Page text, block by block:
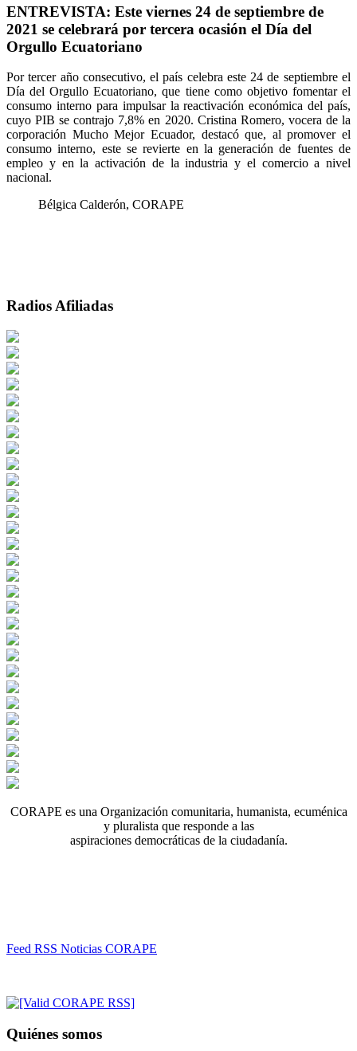
ENTREVISTA: Este viernes 24 de septiembre de
2021 se celebrará por tercera ocasión el Día del
Orgullo Ecuatoriano
Por tercer año consecutivo, el país celebra este 24 de septiembre el
Día del Orgullo Ecuatoriano, que tiene como objetivo fomentar el
consumo interno para impulsar la reactivación económica del país,
cuyo PIB se contrajo 7,8% en 2020. Cristina Romero, vocera de la
corporación Mucho Mejor Ecuador, destacó que, al promover el
consumo interno, este se revierte en la generación de fuentes de
empleo y en la activación de la industria y el comercio a nivel
nacional.
Bélgica Calderón, CORAPE
Radios Afiliadas
CORAPE es una Organización comunitaria, humanista, ecuménica
y pluralista que responde a las
aspiraciones democráticas de la ciudadanía.
Feed RSS Noticias CORAPE
Quiénes somos